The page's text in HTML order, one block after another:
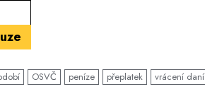
OSVČ peníze přeplatek vrácení daní